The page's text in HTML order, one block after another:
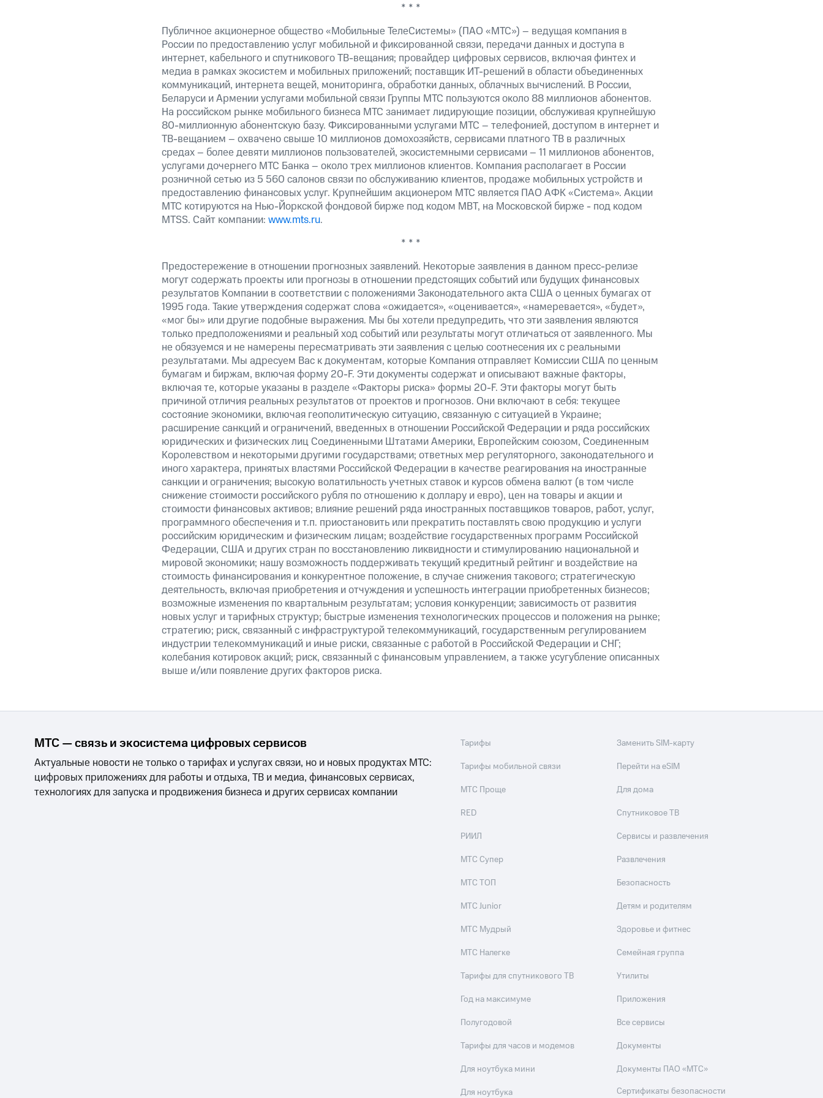
* * *
Публичное акционерное общество «Мобильные ТелеСистемы» (ПАО «МТС») – ведущая компания в
России по предоставлению услуг мобильной и фиксированной связи, передачи данных и доступа в
интернет, кабельного и спутникового ТВ-вещания; провайдер цифровых сервисов, включая финтех и
медиа в рамках экосистем и мобильных приложений; поставщик ИТ-решений в области объединенных
коммуникаций, интернета вещей, мониторинга, обработки данных, облачных вычислений. В России,
Беларуси и Армении услугами мобильной связи Группы МТС пользуются около 88 миллионов абонентов.
На российском рынке мобильного бизнеса МТС занимает лидирующие позиции, обслуживая крупнейшую
80-миллионную абонентскую базу. Фиксированными услугами МТС – телефонией, доступом в интернет и
ТВ-вещанием – охвачено свыше 10 миллионов домохозяйств, сервисами платного ТВ в различных
средах – более девяти миллионов пользователей, экосистемными сервисами – 11 миллионов абонентов,
услугами дочернего МТС Банка – около трех миллионов клиентов. Компания располагает в России
розничной сетью из 5 560 салонов связи по обслуживанию клиентов, продаже мобильных устройств и
предоставлению финансовых услуг. Крупнейшим акционером МТС является ПАО АФК «Система». Акции
МТС котируются на Нью-Йоркской фондовой бирже под кодом MBT, на Московской бирже - под кодом
MTSS. Сайт компании: www.mts.ru.
* * *
Предостережение в отношении прогнозных заявлений. Некоторые заявления в данном пресс-релизе
могут содержать проекты или прогнозы в отношении предстоящих событий или будущих финансовых
результатов Компании в соответствии с положениями Законодательного акта США о ценных бумагах от
1995 года. Такие утверждения содержат слова «ожидается», «оценивается», «намеревается», «будет»,
«мог бы» или другие подобные выражения. Мы бы хотели предупредить, что эти заявления являются
только предположениями и реальный ход событий или результаты могут отличаться от заявленного. Мы
не обязуемся и не намерены пересматривать эти заявления с целью соотнесения их с реальными
результатами. Мы адресуем Вас к документам, которые Компания отправляет Комиссии США по ценным
бумагам и биржам, включая форму 20-F. Эти документы содержат и описывают важные факторы,
включая те, которые указаны в разделе «Факторы риска» формы 20-F. Эти факторы могут быть
причиной отличия реальных результатов от проектов и прогнозов. Они включают в себя: текущее
состояние экономики, включая геополитическую ситуацию, связанную с ситуацией в Украине;
расширение санкций и ограничений, введенных в отношении Российской Федерации и ряда российских
юридических и физических лиц Соединенными Штатами Америки, Европейским союзом, Соединенным
Королевством и некоторыми другими государствами; ответных мер регуляторного, законодательного и
иного характера, принятых властями Российской Федерации в качестве реагирования на иностранные
санкции и ограничения; высокую волатильность учетных ставок и курсов обмена валют (в том числе
снижение стоимости российского рубля по отношению к доллару и евро), цен на товары и акции и
стоимости финансовых активов; влияние решений ряда иностранных поставщиков товаров, работ, услуг,
программного обеспечения и т.п. приостановить или прекратить поставлять свою продукцию и услуги
российским юридическим и физическим лицам; воздействие государственных программ Российской
Федерации, США и других стран по восстановлению ликвидности и стимулированию национальной и
мировой экономики; нашу возможность поддерживать текущий кредитный рейтинг и воздействие на
стоимость финансирования и конкурентное положение, в случае снижения такового; стратегическую
деятельность, включая приобретения и отчуждения и успешность интеграции приобретенных бизнесов;
возможные изменения по квартальным результатам; условия конкуренции; зависимость от развития
новых услуг и тарифных структур; быстрые изменения технологических процессов и положения на рынке;
стратегию; риск, связанный с инфраструктурой телекоммуникаций, государственным регулированием
индустрии телекоммуникаций и иные риски, связанные с работой в Российской Федерации и СНГ;
колебания котировок акций; риск, связанный с финансовым управлением, а также усугубление описанных
выше и/или появление других факторов риска.
МТС — связь и экосистема цифровых сервисов
Актуальные новости не только о тарифах и услугах связи, но и новых продуктах МТС:
цифровых приложениях для работы и отдыха, ТВ и медиа, финансовых сервисах,
технологиях для запуска и продвижения бизнеса и других сервисах компании
Тарифы
Тарифы мобильной связи
МТС Проще
RED
РИИЛ
МТС Супер
МТС ТОП
МТС Junior
МТС Мудрый
МТС Налегке
Тарифы для спутникового ТВ
Год на максимуме
Полугодовой
Тарифы для часов и модемов
Для ноутбука мини
Для ноутбука
Заменить SIM-карту
Перейти на eSIM
Для дома
Спутниковое ТВ
Сервисы и развлечения
Развлечения
Безопасность
Детям и родителям
Здоровье и фитнес
Семейная группа
Утилиты
Приложения
Все сервисы
Документы
Документы ПАО «МТС»
Сертификаты безопасности